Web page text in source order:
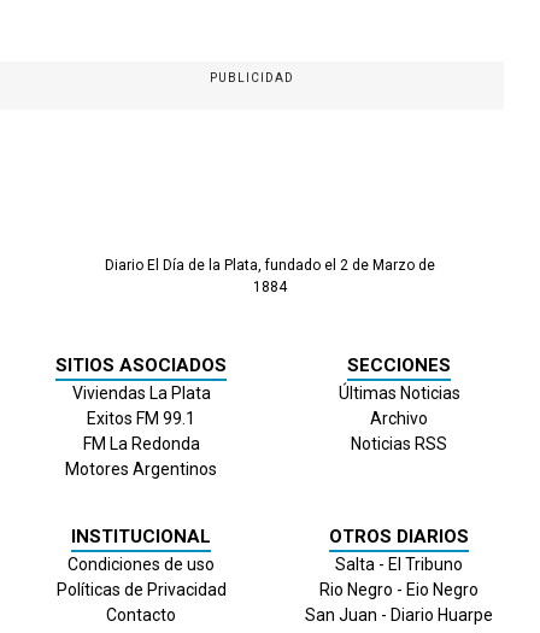
PUBLICIDAD
Diario El Día de la Plata, fundado el 2 de Marzo de
1884
SITIOS ASOCIADOS
Viviendas La Plata
Exitos FM 99.1
FM La Redonda
Motores Argentinos
SECCIONES
Últimas Noticias
Archivo
Noticias RSS
INSTITUCIONAL
Condiciones de uso
Políticas de Privacidad
Contacto
OTROS DIARIOS
Salta - El Tribuno
Rio Negro - Eio Negro
San Juan - Diario Huarpe